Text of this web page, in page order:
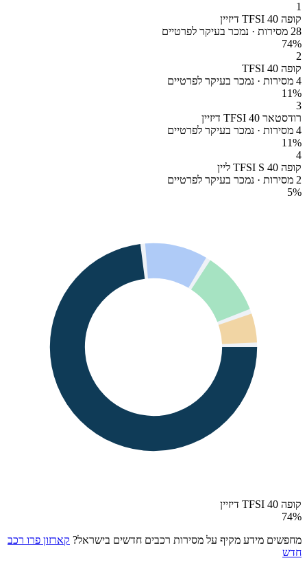
1
קופה 40 TFSI דיזיין
28 מסירות · נמכר בעיקר לפרטיים
74%
2
קופה 40 TFSI
4 מסירות · נמכר בעיקר לפרטיים
11%
3
רודסטאר 40 TFSI דיזיין
4 מסירות · נמכר בעיקר לפרטיים
11%
4
קופה 40 TFSI S ליין
2 מסירות · נמכר בעיקר לפרטיים
5%
קופה 40 TFSI דיזיין
74%
מחפשים מידע מקיף על מסירות רכבים חדשים בישראל? קארזון פרו רכב
חדש